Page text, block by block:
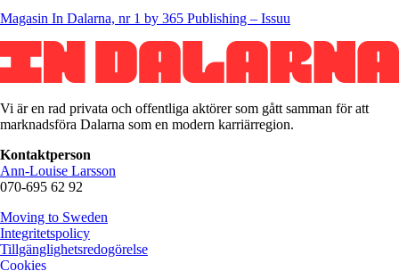
Magasin In Dalarna, nr 1 by 365 Publishing – Issuu
Vi är en rad privata och offentliga aktörer som gått samman för att
marknadsföra Dalarna som en modern karriärregion.
Kontaktperson
Ann-Louise Larsson
070-695 62 92
Moving to Sweden
Integritetspolicy
Tillgänglighetsredogörelse
Cookies